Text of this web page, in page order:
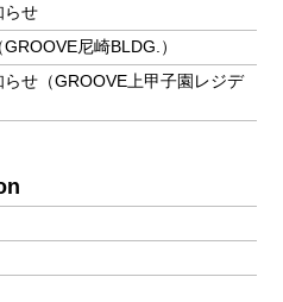
らせ
尼崎BLDG.）
せ（GROOVE上甲子園レジデ